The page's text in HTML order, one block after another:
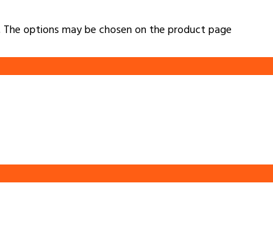
options may be chosen on the product page